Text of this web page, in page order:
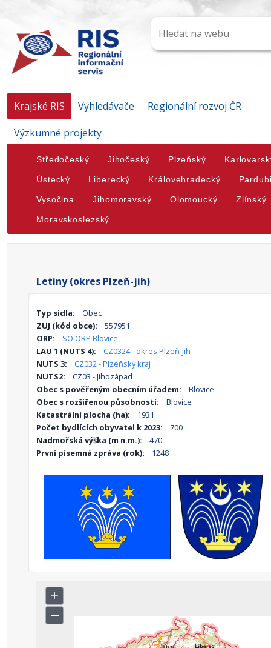
Krajské RIS Vyhledávače
Regionální rozvoj ČR
Výzkumné projekty
Středočeský Jihočeský Plzeňský
Ústecký Liberecký Královehradecký
Vysočina Jihomoravský Olomoucký Zlínský
Moravskoslezský
Letiny (okres Plzeň-jih)
Typ sídla:
Obec
ZUJ (kód obce):
557951
ORP:
SO ORP Blovice
LAU 1 (NUTS 4):
CZ0324 - okres Plzeň-jih
NUTS 3:
CZ032 - Plzeňský kraj
NUTS2:
CZ03 - Jihozápad
Obec s pověřeným obecním úřadem:
Blovice
Obec s rozšířenou působností:
Blovice
Katastrální plocha (ha):
1931
Počet bydlících obyvatel k 2023:
700
Nadmořská výška (m n.m.):
470
První písemná zpráva (rok):
1248